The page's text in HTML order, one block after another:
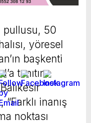
pullusu, 50
yöresel
başkenti
tanıtım
inanış
noktası